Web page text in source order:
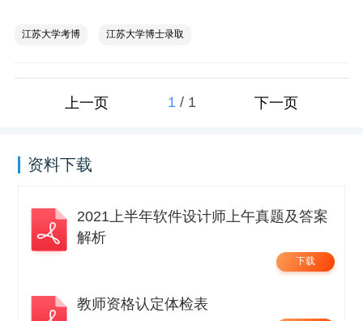
江苏大学考博 江苏大学博士录取
上一页 1 / 1 下一页
资料下载
2021上半年软件设计师上午真题及答案
解析
下载
教师资格认定体检表